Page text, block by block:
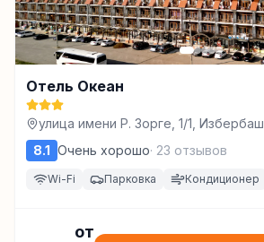
Отель Океан
улица имени Р. Зорге, 1/1, Избербаш
8.1 Очень хорошо· 23 отзывов
Wi-Fi Парковка Кондиционер
от